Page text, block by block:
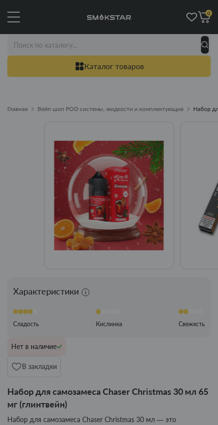
Каталог товаров
0
Главная Вейп шоп POD системы, жидкости и комплектующие Набор
Характеристики
Сладость Кислинка Свежесть
Нет в наличие
В закладки
Набор для самозамеса Chaser Christmas 30 мл 65
мг (глинтвейн)
Набор для самозамеса Chaser Christmas 30 мл — это